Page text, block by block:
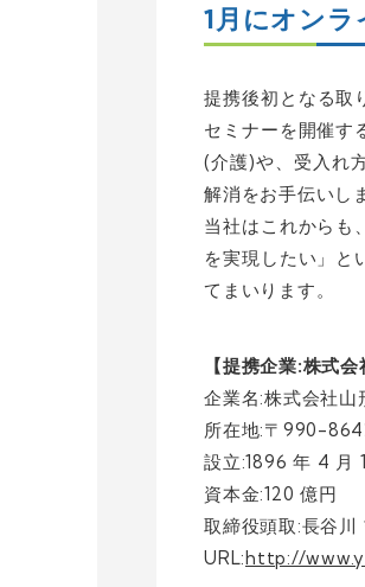
1月にオンラ
提携後初となる取
セミナーを開催す
(介護)や、受入れ
解消をお手伝いし
当社はこれからも
を実現したい」と
てまいります。
【提携企業:株式会
企業名:株式会社山
所在地:〒990-
設立:1896 年 4 月
資本金:120 億円
取締役頭取:長谷川
URL: http://